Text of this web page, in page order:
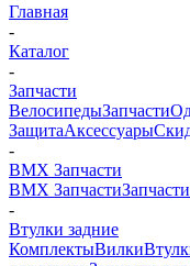
Главная
-
Каталог
-
Запчасти
ВелосипедыЗапчасти
ЗащитаАксессуары
-
BMX Запчасти
BMX Запчасти
-
Втулки задние
КомплектыВилки